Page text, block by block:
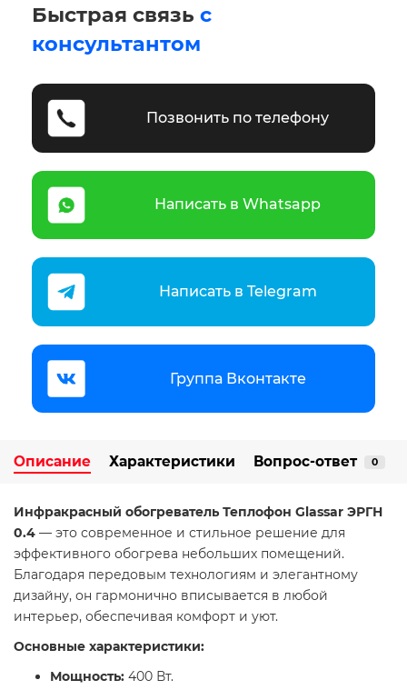
Быстрая связь с
консультантом
Позвонить по телефону
Написать в Whatsapp
Написать в Telegram
Группа Вконтакте
Описание Характеристики Вопрос-ответ 0
Инфракрасный обогреватель Теплофон Glassar ЭРГН
0.4 — это современное и стильное решение для
эффективного обогрева небольших помещений.
Благодаря передовым технологиям и элегантному
дизайну, он гармонично вписывается в любой
интерьер, обеспечивая комфорт и уют.​
Основные характеристики:
Мощность: 400 Вт.